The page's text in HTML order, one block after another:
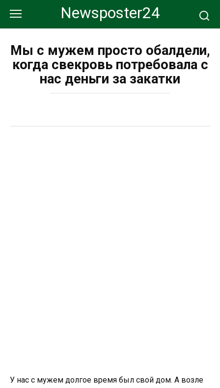
контенту
Newsposter24
Мы с мужем просто обалдели,
когда свекровь потребовала с
нас деньги за закатки
У нас с мужем долгое время был свой дом. А возле